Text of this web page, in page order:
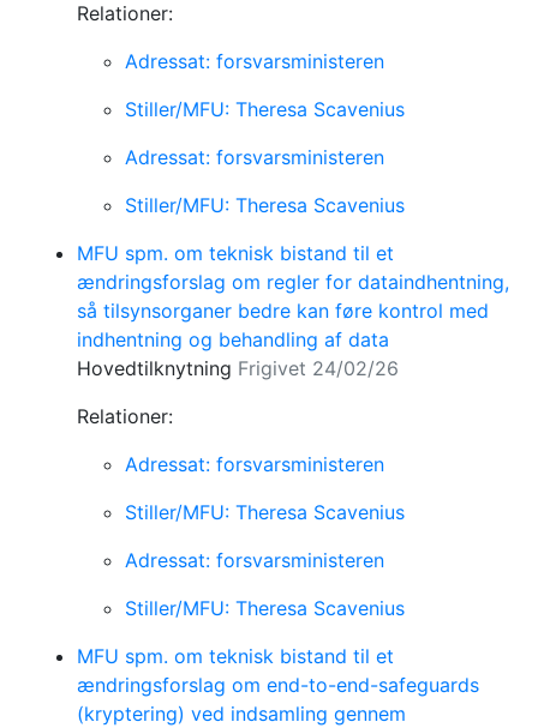
Relationer:
Adressat: forsvarsministeren
Stiller/MFU: Theresa Scavenius
Adressat: forsvarsministeren
Stiller/MFU: Theresa Scavenius
MFU spm. om teknisk bistand til et
ændringsforslag om regler for dataindhentning,
så tilsynsorganer bedre kan føre kontrol med
indhentning og behandling af data
Hovedtilknytning Frigivet 24/02/26
Relationer:
Adressat: forsvarsministeren
Stiller/MFU: Theresa Scavenius
Adressat: forsvarsministeren
Stiller/MFU: Theresa Scavenius
MFU spm. om teknisk bistand til et
ændringsforslag om end-to-end-safeguards
(kryptering) ved indsamling gennem